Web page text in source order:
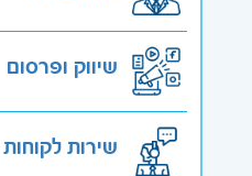
שיווק ופרסום
שירות לקוחות